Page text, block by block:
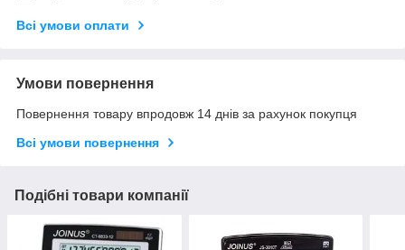
Всі умови оплати
Умови повернення
Повернення товару впродовж 14 днів за рахунок покупця
Всі умови повернення
Подібні товари компанії